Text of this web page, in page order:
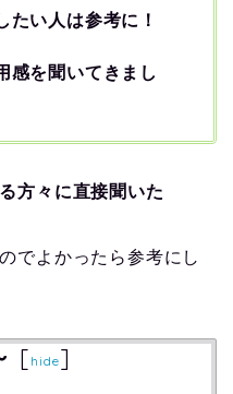
たい人は参考に！
感を聞いてきまし
方々に直接聞いた
でよかったら参考にし
[ hide]